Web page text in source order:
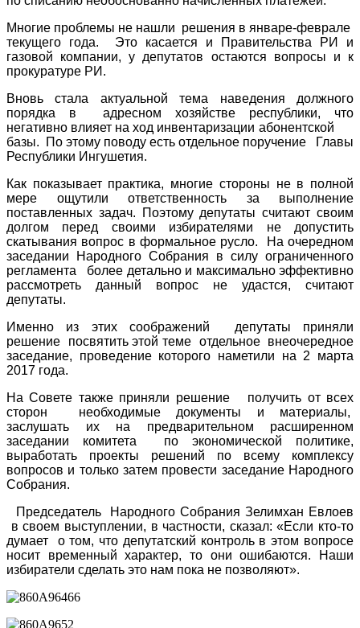
Многие проблемы не нашли решения в январе-феврале
текущего года. Это касается и Правительства РИ и
газовой компании, у депутатов остаются вопросы и к
прокуратуре РИ.
Вновь стала актуальной тема наведения должного
порядка в адресном хозяйстве республики, что
негативно влияет на ход инвентаризации абонентской
базы. По этому поводу есть отдельное поручение Главы
Республики Ингушетия.
Как показывает практика, многие стороны не в полной
мере ощутили ответственность за выполнение
поставленных задач. Поэтому депутаты считают своим
долгом перед своими избирателями не допустить
скатывания вопрос в формальное русло. На очередном
заседании Народного Собрания в силу ограниченного
регламента более детально и максимально эффективно
рассмотреть данный вопрос не удастся, считают
депутаты.
Именно из этих соображений депутаты приняли
решение посвятить этой теме отдельное внеочередное
заседание, проведение которого наметили на 2 марта
2017 года.
На Совете также приняли решение получить от всех
сторон необходимые документы и материалы,
заслушать их на предварительном расширенном
заседании комитета по экономической политике,
выработать проекты решений по всему комплексу
вопросов и только затем провести заседание Народного
Собрания.
Председатель Народного Собрания Зелимхан Евлоев
в своем выступлении, в частности, сказал: «Если кто-то
думает о том, что депутатский контроль в этом вопросе
носит временный характер, то они ошибаются. Наши
избиратели сделать это нам пока не позволяют».